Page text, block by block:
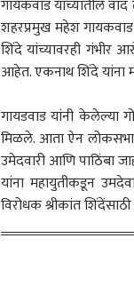
गायकवाड यांच्यातील
शहरप्रमुख महेश गायकवाड
शिंदे यांच्यावरही गंभीर
आहेत. एकनाथ शिंदे यांना
गायडवाड यांनी केलेल्या
मिळले. आता ऐन
उमेदवारी आणि पाठिंबा
यांना महायुतीकडून
विरोधक श्रीकांत
संपर्क साधा
करिअर
फीडबॅक
LOGIN